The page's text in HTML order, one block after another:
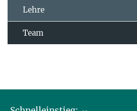
Lehre
Team